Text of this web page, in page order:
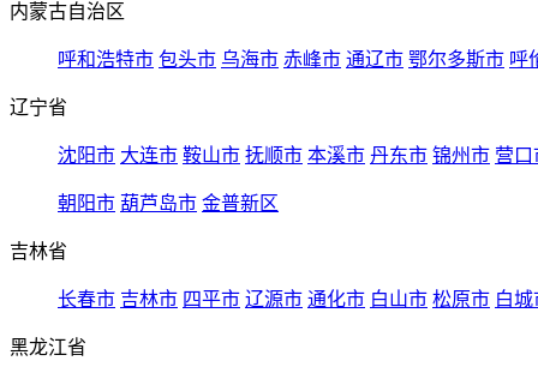
内蒙古自治区
呼和浩特市 包头市 乌海市 赤峰市 通辽市 鄂尔多斯市 呼
辽宁省
沈阳市 大连市 鞍山市 抚顺市 本溪市 丹东市 锦州市 营口
朝阳市 葫芦岛市 金普新区
吉林省
长春市 吉林市 四平市 辽源市 通化市 白山市 松原市 白城
黑龙江省